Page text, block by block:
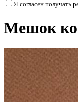
Я согласен получать
Мешок